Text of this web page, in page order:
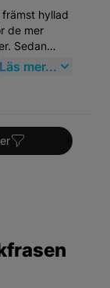
hyllad
de mer
Sedan
sig som en
Läs mer...